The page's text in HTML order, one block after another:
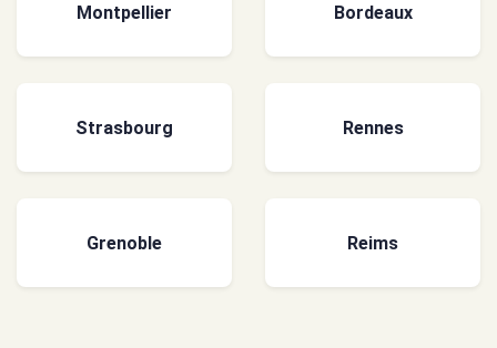
Montpellier Bordeaux
Strasbourg Rennes
Grenoble Reims